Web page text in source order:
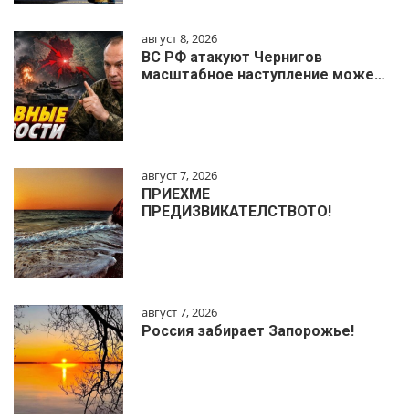
август 8, 2026
ВС РФ атакуют Чернигов
масштабное наступление може…
август 7, 2026
ПРИЕХМЕ
ПРЕДИЗВИКАТЕЛСТВОТО!
август 7, 2026
Россия забирает Запорожье!